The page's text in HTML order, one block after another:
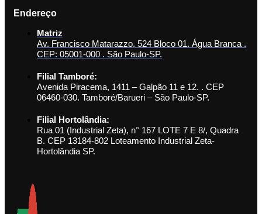
Endereço
Matriz
Av. Francisco Matarazzo, 524 Bloco 01. Água Branca .
CEP: 05001-000 . São Paulo-SP.
Filial Tamboré:
Avenida Piracema, 1411 – Galpão 11 e 12. . CEP
06460-030. Tamboré/Barueri – São Paulo-SP.
Filial Hortolândia:
Rua 01 (Industrial Zeta), n° 167 LOTE 7 E 8/, Quadra
B. CEP 13184-802 Loteamento Industrial Zeta-
Hortolândia SP.